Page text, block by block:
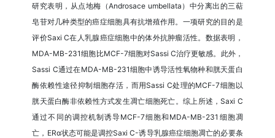
研究表明，从点地梅（Androsace umbellata）中分离出的三萜
皂苷对几种类型的癌症细胞具有抗增殖作用。一项研究的目的是
评价Saxi C在人乳腺癌症细胞中的体外抗肿瘤活性。数据表明，
MDA-MB-231细胞比MCF-7细胞对Sassi C治疗更敏感。此外，
Sassi C通过在MDA-MB-231细胞中诱导活性氧物种和胱天蛋白
酶依赖性途径抑制细胞存活，而用Sassi C处理的MCF-7细胞以
胱天蛋白酶非依赖性方式发生凋亡细胞死亡。综上所述，Saxi C
通过不同的调控机制诱导MCF-7细胞和MDA-MB-231细胞凋
亡，ERα状态可能是调控Saxi C-诱导乳腺癌症细胞凋亡的必要条